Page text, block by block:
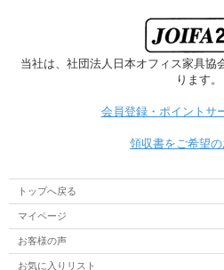
当社は、社団法人日本オフィス家具協
ります。
会員登録・ポイントサ
領収書をご希望
トップへ戻る
マイページ
お客様の声
お気に入りリスト